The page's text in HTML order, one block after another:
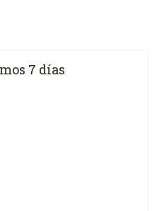
7 días